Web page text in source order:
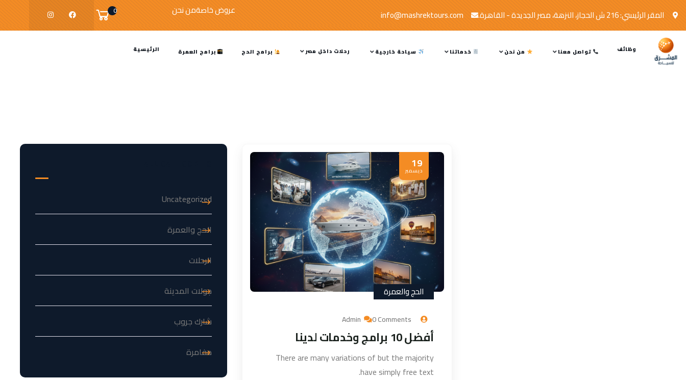
المقر الرئيسي: 216 ش الحجاز، النزهة، مصر الجديدة - القاهرة. info@mashrektours.com عروض خاصةمن نحن 0
الرئيسية برامج العمرة برامج الحج رحلات داخل مصر سياحة خارجية خدماتنا من نحن تواصل معنا وظائف
19
ديسمبر
الحج والعمرة
Admin 0 Comments
أفضل 10 برامج وخدمات لدينا
There are many variations of but the majority
have simply free text.
Uncategorized
الحج والعمرة
الرحلات
جولات المدينة
شارك جروب
مفامرة